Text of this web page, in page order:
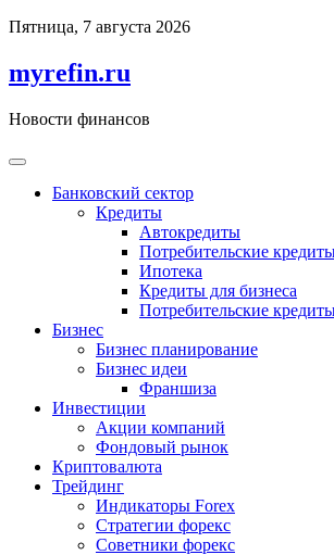
Перейти
содержимому
Пятница, 7 августа 2026
myrefin.ru
Новости финансов
Банковский сектор
Кредиты
Автокредиты
Потребительские
Ипотека
Кредиты для бизнеса
Потребительские
Бизнес
Бизнес планирование
Бизнес идеи
Франшиза
Инвестиции
Акции компаний
Фондовый рынок
Криптовалюта
Трейдинг
Индикаторы Forex
Стратегии форекс
Советники форекс